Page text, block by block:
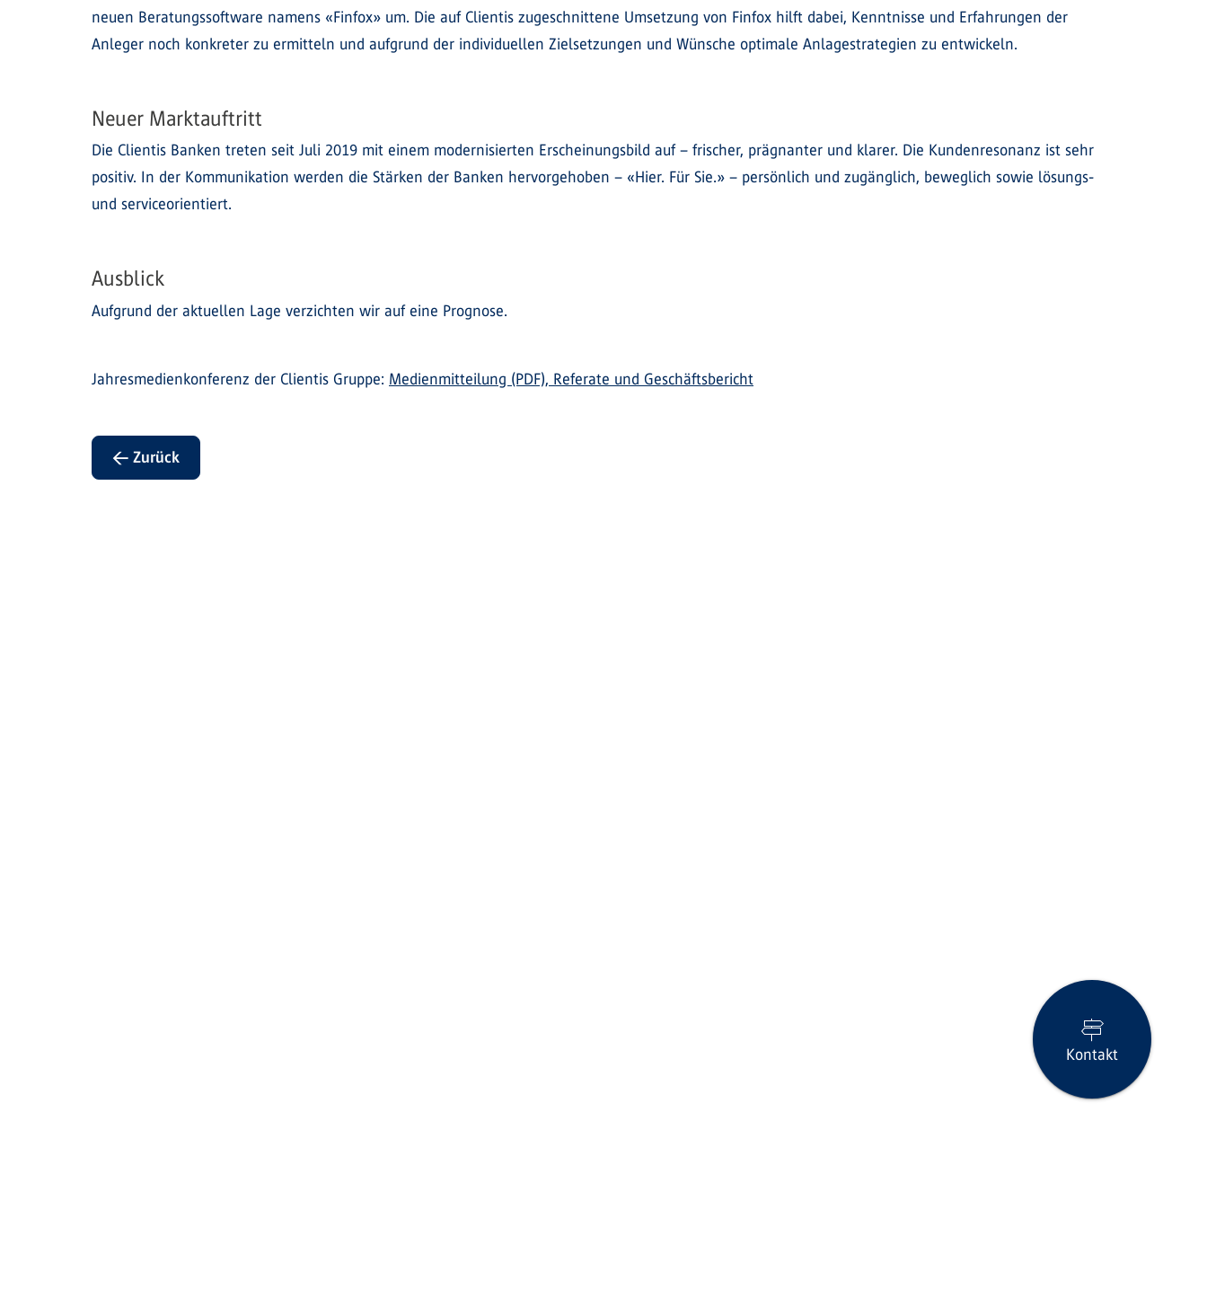
neuen Beratungssoftware namens «Finfox» um. Die auf Clientis zugeschnittene Umsetzung von Finfox hilft dabei, Kenntnisse und Erfahrungen der
Anleger noch konkreter zu ermitteln und aufgrund der individuellen Zielsetzungen und Wünsche optimale Anlagestrategien zu entwickeln.
Neuer Marktauftritt
Die Clientis Banken treten seit Juli 2019 mit einem modernisierten Erscheinungsbild auf – frischer, prägnanter und klarer. Die Kundenresonanz ist sehr
positiv. In der Kommunikation werden die Stärken der Banken hervorgehoben – «Hier. Für Sie.» – persönlich und zugänglich, beweglich sowie lösungs-
und serviceorientiert.
Ausblick
Aufgrund der aktuellen Lage verzichten wir auf eine Prognose.
Jahresmedienkonferenz der Clientis Gruppe: Medienmitteilung (PDF), Referate und Geschäftsbericht
← Zurück
Kontakt